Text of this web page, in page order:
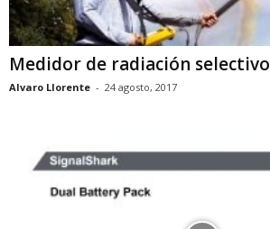
Medidor de radiación selectivo
Alvaro Llorente - 24 agosto, 2017